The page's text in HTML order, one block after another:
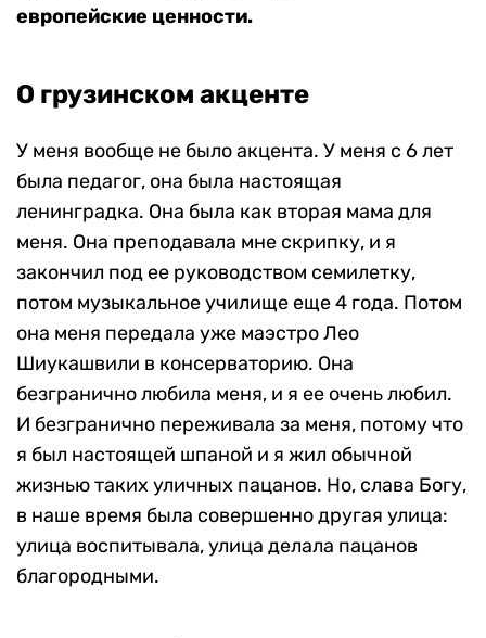
европейские ценности.
О грузинском акценте
У меня вообще не было акцента. У меня с 6 лет
была педагог, она была настоящая
ленинградка. Она была как вторая мама для
меня. Она преподавала мне скрипку, и я
закончил под ее руководством семилетку,
потом музыкальное училище еще 4 года. Потом
она меня передала уже маэстро Лео
Шиукашвили в консерваторию. Она
безгранично любила меня, и я ее очень любил.
И безгранично переживала за меня, потому что
я был настоящей шпаной и я жил обычной
жизнью таких уличных пацанов. Но, слава Богу,
в наше время была совершенно другая улица:
улица воспитывала, улица делала пацанов
благородными.